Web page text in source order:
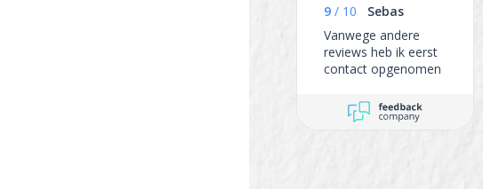
9 / 10
Sebas
Vanwege andere
reviews heb ik eerst
contact opgenomen
gewenste producten
voorraadig zijn.